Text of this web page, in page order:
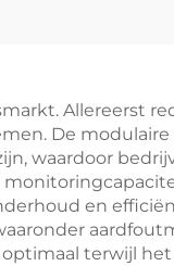
Allereerst
De modulaire
waardoor
en
terwijl